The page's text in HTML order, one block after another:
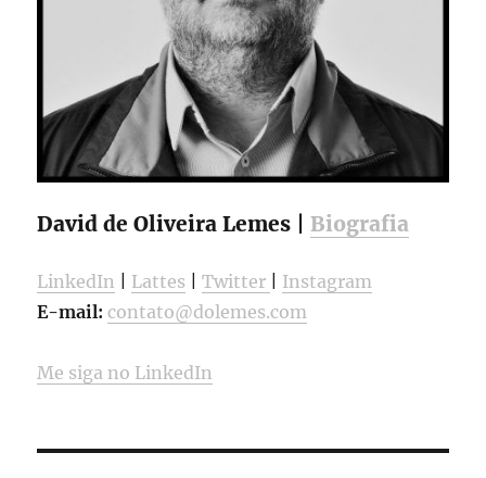
David de Oliveira Lemes |Biografia
LinkedIn Lattes |Twitter
Instagram
E-mail: contato@dolemes.com
Me siga no LinkedIn